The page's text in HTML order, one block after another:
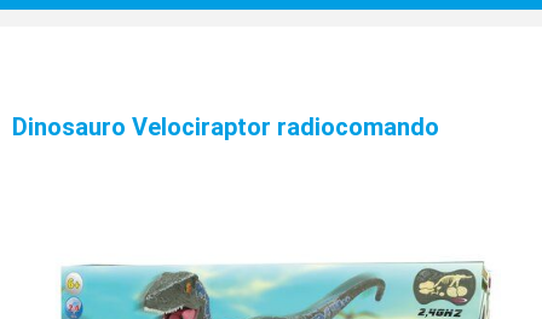
BAMBOLE
GADGET
Dinosauro Velociraptor radiocomando